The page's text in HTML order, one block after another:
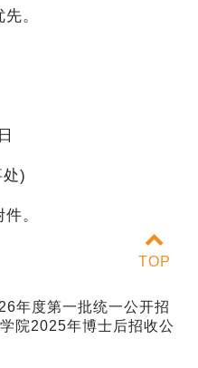
。
)
。
年度第一批统一公开招
院2025年博士后招收公
TOP